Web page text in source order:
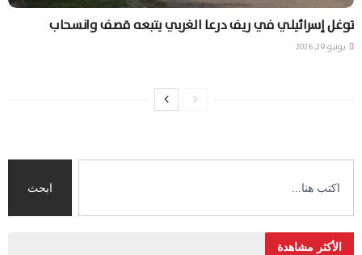
توغل إسرائيلي في ريف درعا الغربي يتبعه قصف وانسحاب
يونيو 29, 2026
ابحث
الأكثر مشاهدة